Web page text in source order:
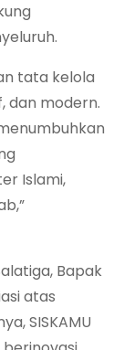
tata kelola
dan modern.
Islami,
Bapak
atas
SISKAMU